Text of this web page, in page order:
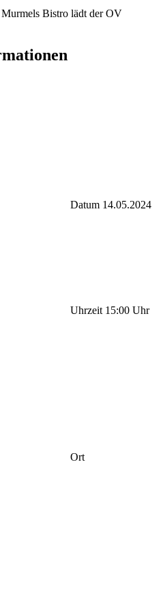
Bistro lädt der OV
Datum 14.05.2024
Uhrzeit 15:00 Uhr
Ort